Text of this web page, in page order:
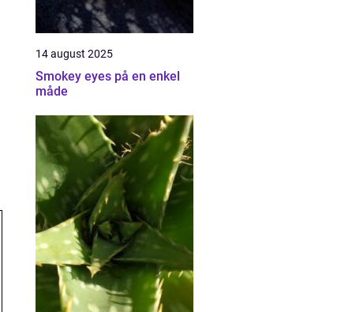
14 august 2025
Smokey eyes på en enkel
måde